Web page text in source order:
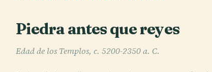
Piedra antes que reyes
Edad de los Templos, c. 5200-2350 a. C.